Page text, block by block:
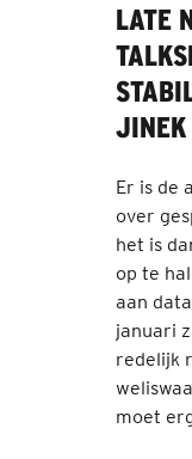
LATE
JINEK
Er is de
over
het is
op te
aan
januari
redelijk
moet